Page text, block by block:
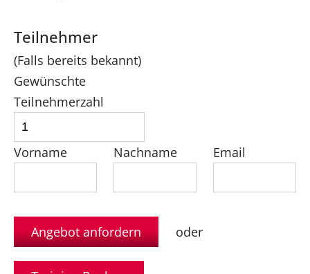
Teilnehmer
(Falls bereits bekannt)
Gewünschte
Teilnehmerzahl
Vorname Nachname Email
oder